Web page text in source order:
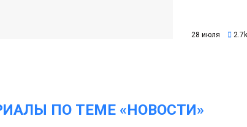
28 июля 2.7k
ПО ТЕМЕ «НОВОСТИ»